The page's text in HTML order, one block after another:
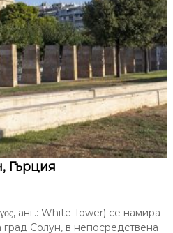
Гърция
анг.: White Tower) се намира
Солун, в непосредствена